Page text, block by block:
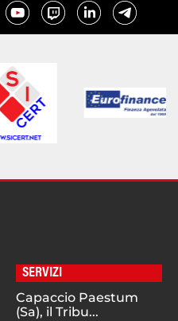
SERVIZI
Capaccio Paestum
(Sa), il Tribu...